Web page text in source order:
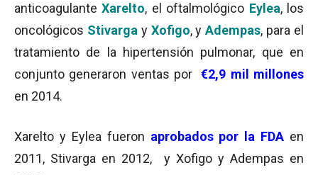
anticoagulanteXarelto, el oftalmológico Eylea, los
oncológicos Stivarga y Xofigo, yAdempas, para el
tratamiento de la hipertensión pulmonar, que en
conjunto generaron ventas por€2,9 mil millones
en 2014.
Xarelto y Eylea fueron aprobados por la FDA en
2011, Stivarga en 2012, y Xofigo y Adempas en